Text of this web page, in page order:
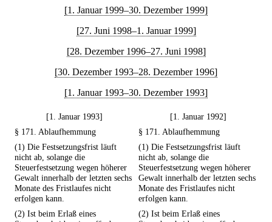
[1. Januar 1999–30. Dezember 1999]
[27. Juni 1998–1. Januar 1999]
[28. Dezember 1996–27. Juni 1998]
[30. Dezember 1993–28. Dezember 1996]
[1. Januar 1993–30. Dezember 1993]
[1. Januar 1993]
[1. Januar 1992]
§ 171. Ablaufhemmung
§ 171. Ablaufhemmung
(1) Die Festsetzungsfrist läuft
nicht ab, solange die
Steuerfestsetzung wegen höherer
Gewalt innerhalb der letzten sechs
Monate des Fristlaufes nicht
erfolgen kann.
(1) Die Festsetzungsfrist läuft
nicht ab, solange die
Steuerfestsetzung wegen höherer
Gewalt innerhalb der letzten sechs
Monate des Fristlaufes nicht
erfolgen kann.
(2) Ist beim Erlaß eines
(2) Ist beim Erlaß eines